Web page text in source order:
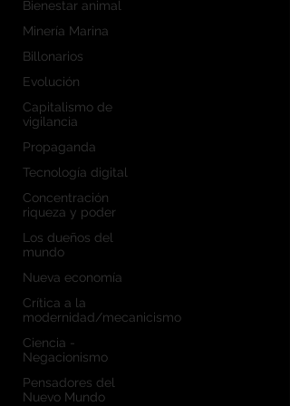
Bienestar animal
Minería Marina
Billonarios
Evolución
Capitalismo de
vigilancia
Propaganda
Tecnología digital
Concentración
riqueza y poder
Los dueños del
mundo
Nueva economía
Crítica a la
modernidad/mecanicismo
Ciencia -
Negacionismo
Pensadores del
Nuevo Mundo